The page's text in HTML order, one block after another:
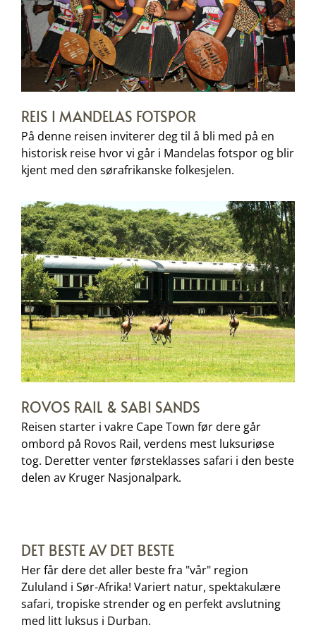
REIS I MANDELAS FOTSPOR
På denne reisen inviterer deg til å bli med på en
historisk reise hvor vi går i Mandelas fotspor og blir
kjent med den sørafrikanske folkesjelen.
ROVOS RAIL & SABI SANDS
Reisen starter i vakre Cape Town før dere går
ombord på Rovos Rail, verdens mest luksuriøse
tog. Deretter venter førsteklasses safari i den beste
delen av Kruger Nasjonalpark.
DET BESTE AV DET BESTE
Her får dere det aller beste fra "vår" region
Zululand i Sør-Afrika! Variert natur, spektakulære
safari, tropiske strender og en perfekt avslutning
med litt luksus i Durban.